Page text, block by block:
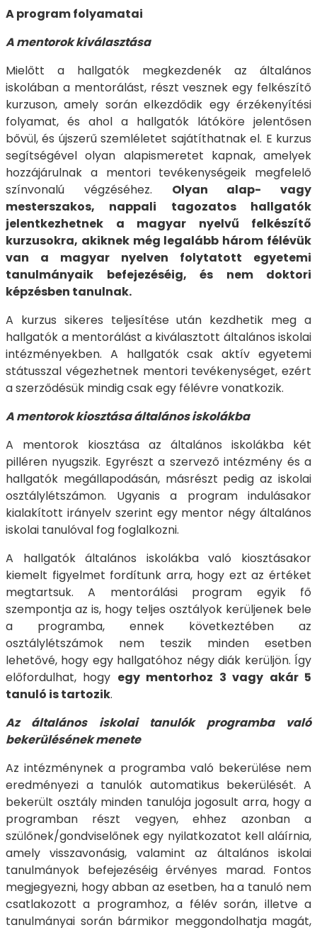
A program folyamatai
A mentorok kiválasztása
Mielőtt a hallgatók megkezdenék az általános
iskolában a mentorálást, részt vesznek egy felkészítő
kurzuson, amely során elkezdődik egy érzékenyítési
folyamat, és ahol a hallgatók látóköre jelentősen
bővül, és újszerű szemléletet sajátíthatnak el. E kurzus
segítségével olyan alapismeretet kapnak, amelyek
hozzájárulnak a mentori tevékenységeik megfelelő
színvonalú végzéséhez. Olyan alap- vagy
mesterszakos, nappali tagozatos hallgatók
jelentkezhetnek a magyar nyelvű felkészítő
kurzusokra, akiknek még legalább három félévük
van a magyar nyelven folytatott egyetemi
tanulmányaik befejezéséig, és nem doktori
képzésben tanulnak.
A kurzus sikeres teljesítése után kezdhetik meg a
hallgatók a mentorálást a kiválasztott általános iskolai
intézményekben. A hallgatók csak aktív egyetemi
státusszal végezhetnek mentori tevékenységet, ezért
a szerződésük mindig csak egy félévre vonatkozik.
A mentorok kiosztása általános iskolákba
A mentorok kiosztása az általános iskolákba két
pilléren nyugszik. Egyrészt a szervező intézmény és a
hallgatók megállapodásán, másrészt pedig az iskolai
osztálylétszámon. Ugyanis a program indulásakor
kialakított irányelv szerint egy mentor négy általános
iskolai tanulóval fog foglalkozni.
A hallgatók általános iskolákba való kiosztásakor
kiemelt figyelmet fordítunk arra, hogy ezt az értéket
megtartsuk. A mentorálási program egyik fő
szempontja az is, hogy teljes osztályok kerüljenek bele
a programba, ennek következtében az
osztálylétszámok nem teszik minden esetben
lehetővé, hogy egy hallgatóhoz négy diák kerüljön. Így
előfordulhat, hogy egy mentorhoz 3 vagy akár 5
tanuló is tartozik.
Az általános iskolai tanulók programba való
bekerülésének menete
Az intézménynek a programba való bekerülése nem
eredményezi a tanulók automatikus bekerülését. A
bekerült osztály minden tanulója jogosult arra, hogy a
programban részt vegyen, ehhez azonban a
szülőnek/gondviselőnek egy nyilatkozatot kell aláírnia,
amely visszavonásig, valamint az általános iskolai
tanulmányok befejezéséig érvényes marad. Fontos
megjegyezni, hogy abban az esetben, ha a tanuló nem
csatlakozott a programhoz, a félév során, illetve a
tanulmányai során bármikor meggondolhatja magát,